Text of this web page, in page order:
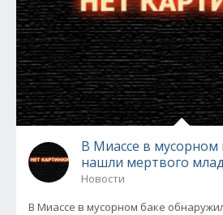
В Миассе в мусорном
нашли мертвого
Новости
В Миассе в мусорном баке